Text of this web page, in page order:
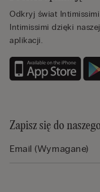
Odkryj świat
Intimissimi dzięki
aplikacji.
Zapisz się do